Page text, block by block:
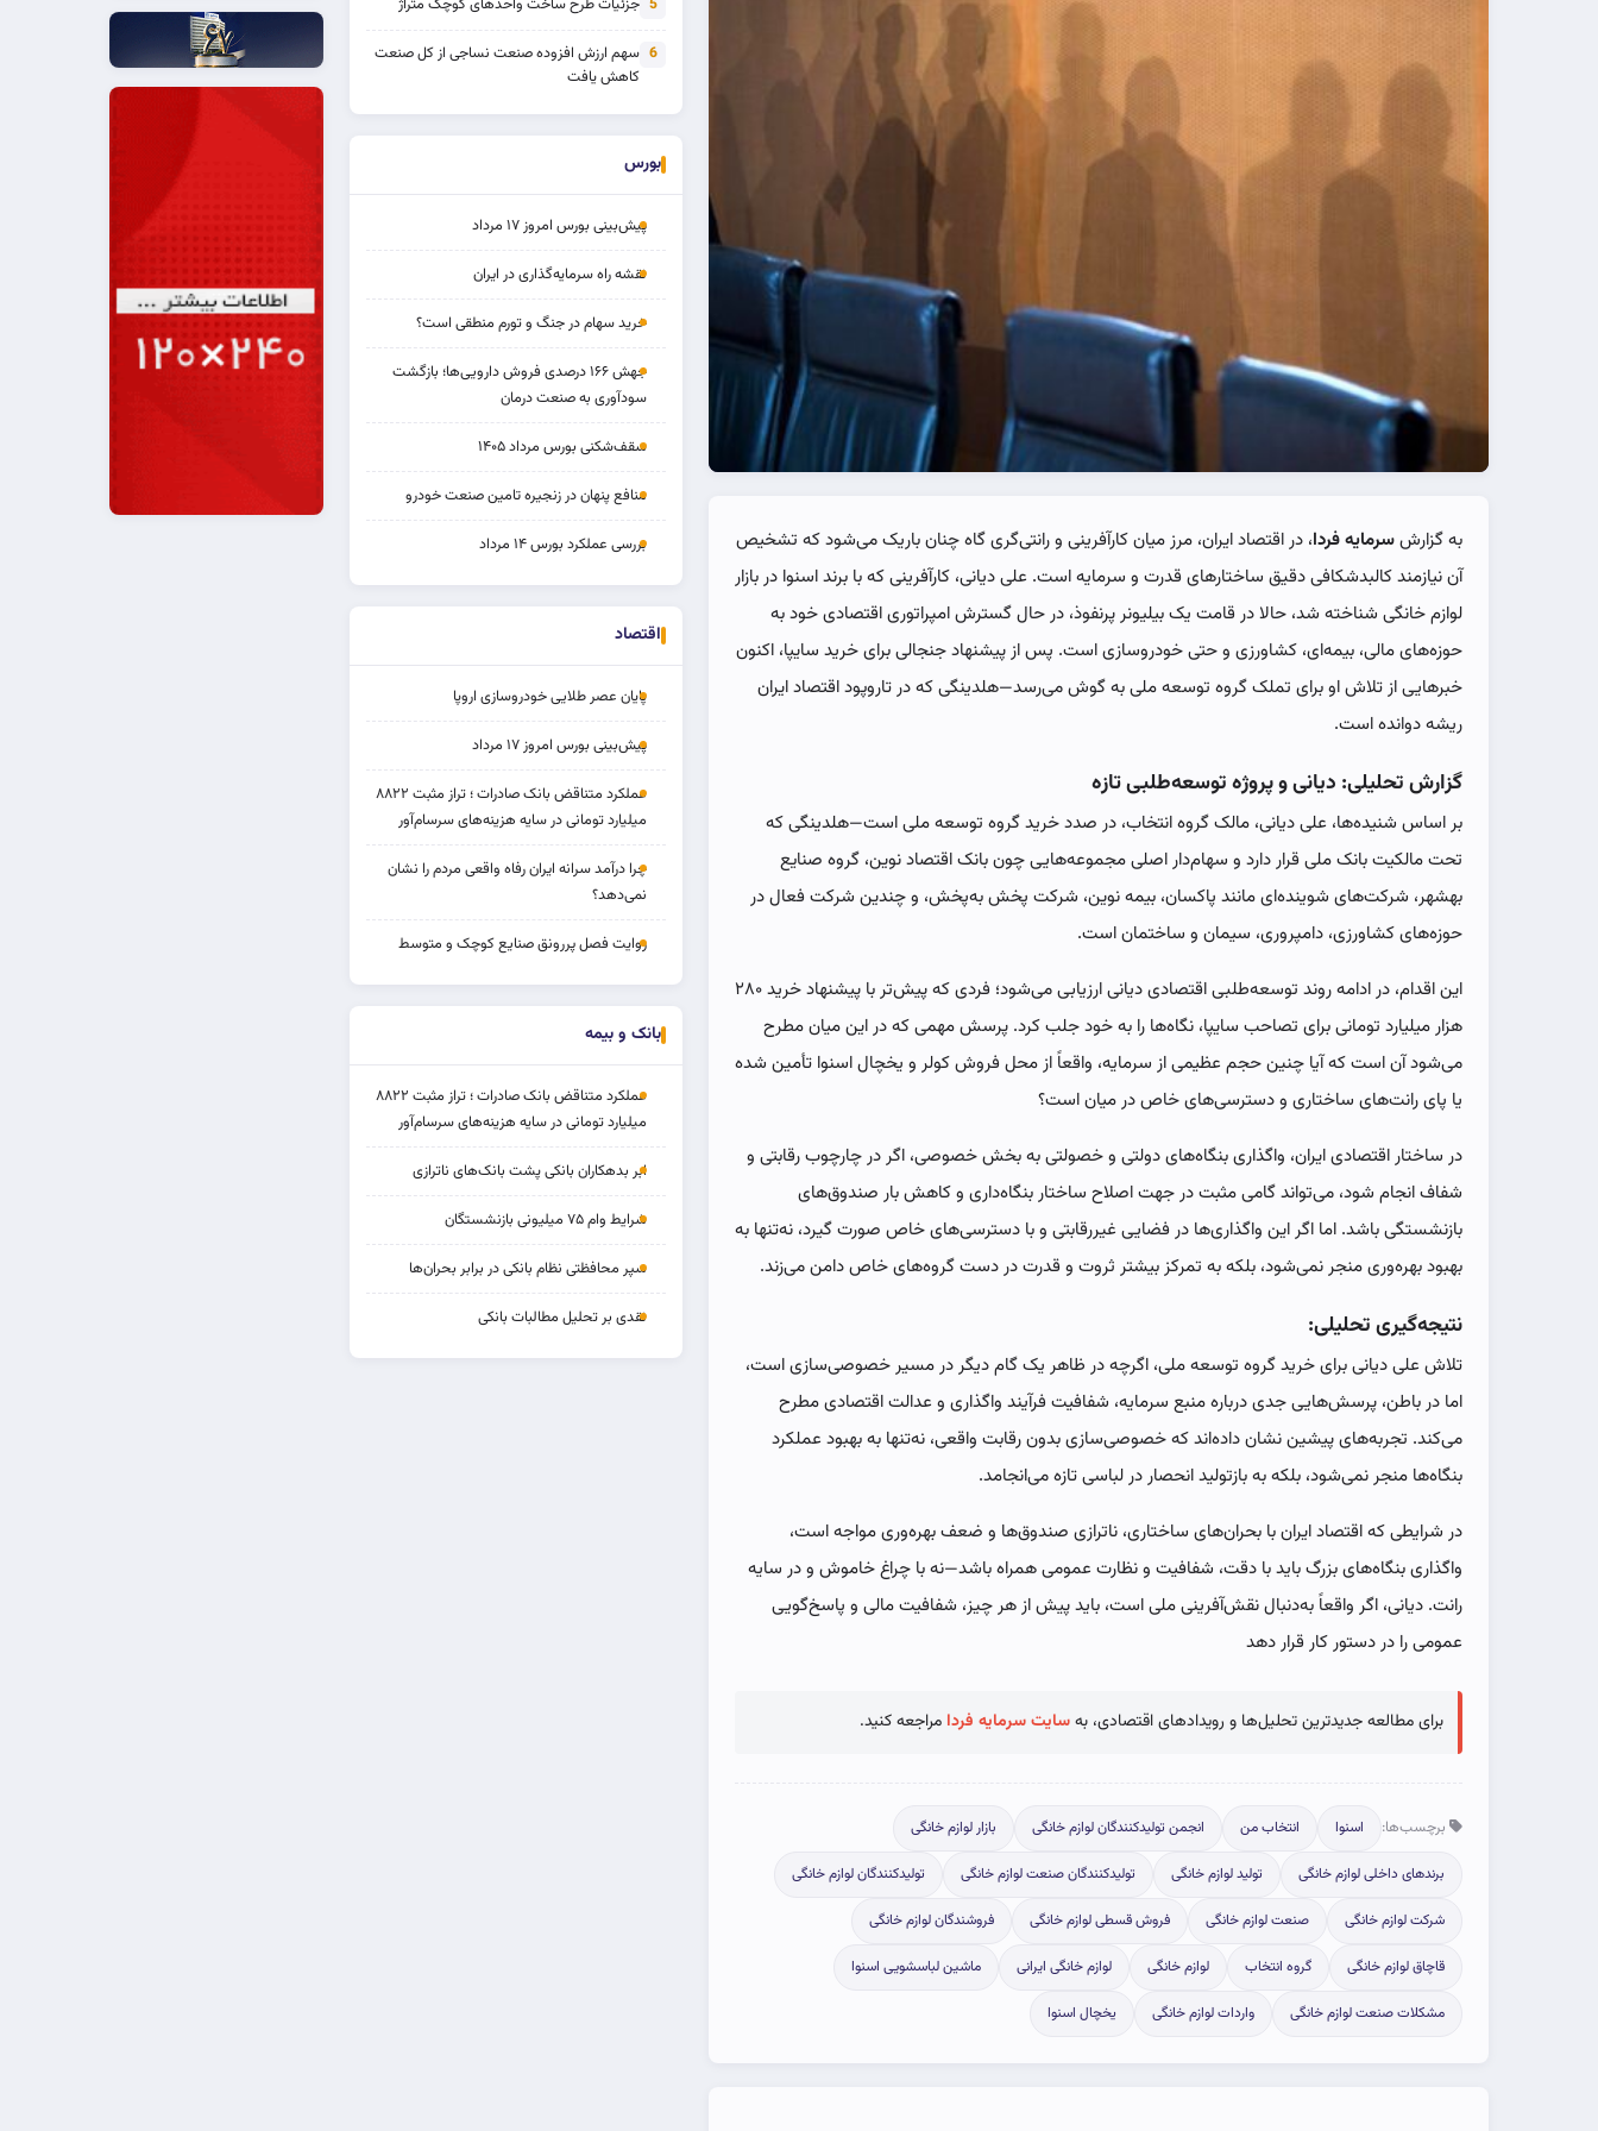
به گزارشسرمایه فردا، در اقتصاد ایران، مرز میان کارآفرینی و رانتی‌گری گاه چنان باریک می‌شود که تشخیص
آن نیازمند کالبدشکافی دقیق ساختارهای قدرت و سرمایه است. علی دیانی، کارآفرینی که با برند اسنوا در بازار
لوازم خانگی شناخته شد، حالا در قامت یک بیلیونر پرنفوذ، در حال گسترش امپراتوری اقتصادی خود به
حوزه‌های مالی، بیمه‌ای، کشاورزی و حتی خودروسازی است. پس از پیشنهاد جنجالی برای خرید سایپا، اکنون
خبرهایی از تلاش او برای تملک گروه توسعه ملی به گوش می‌رسد—هلدینگی که در تاروپود اقتصاد ایران
ریشه دوانده است.
گزارش تحلیلی: دیانی و پروژه توسعه‌طلبی تازه
بر اساس شنیده‌ها، علی دیانی، مالک گروه انتخاب، در صدد خرید گروه توسعه ملی است—هلدینگی که
تحت مالکیت بانک ملی قرار دارد و سهام‌دار اصلی مجموعه‌هایی چون بانک اقتصاد نوین، گروه صنایع
بهشهر، شرکت‌های شوینده‌ای مانند پاکسان، بیمه نوین، شرکت پخش به‌پخش، و چندین شرکت فعال در
حوزه‌های کشاورزی، دامپروری، سیمان و ساختمان است.
این اقدام، در ادامه روند توسعه‌طلبی اقتصادی دیانی ارزیابی می‌شود؛ فردی که پیش‌تر با پیشنهاد خرید ۲۸۰
هزار میلیارد تومانی برای تصاحب سایپا، نگاه‌ها را به خود جلب کرد. پرسش مهمی که در این میان مطرح
می‌شود آن است که آیا چنین حجم عظیمی از سرمایه، واقعاً از محل فروش کولر و یخچال اسنوا تأمین شده
یا پای رانت‌های ساختاری و دسترسی‌های خاص در میان است؟
در ساختار اقتصادی ایران، واگذاری بنگاه‌های دولتی و خصولتی به بخش خصوصی، اگر در چارچوب رقابتی و
شفاف انجام شود، می‌تواند گامی مثبت در جهت اصلاح ساختار بنگاه‌داری و کاهش بار صندوق‌های
بازنشستگی باشد. اما اگر این واگذاری‌ها در فضایی غیررقابتی و با دسترسی‌های خاص صورت گیرد، نه‌تنها به
بهبود بهره‌وری منجر نمی‌شود، بلکه به تمرکز بیشتر ثروت و قدرت در دست گروه‌های خاص دامن می‌زند.
نتیجه‌گیری تحلیلی:
تلاش علی دیانی برای خرید گروه توسعه ملی، اگرچه در ظاهر یک گام دیگر در مسیر خصوصی‌سازی است،
اما در باطن، پرسش‌هایی جدی درباره منبع سرمایه، شفافیت فرآیند واگذاری و عدالت اقتصادی مطرح
می‌کند. تجربه‌های پیشین نشان داده‌اند که خصوصی‌سازی بدون رقابت واقعی، نه‌تنها به بهبود عملکرد
بنگاه‌ها منجر نمی‌شود، بلکه به بازتولید انحصار در لباسی تازه می‌انجامد.
در شرایطی که اقتصاد ایران با بحران‌های ساختاری، ناترازی صندوق‌ها و ضعف بهره‌وری مواجه است،
واگذاری بنگاه‌های بزرگ باید با دقت، شفافیت و نظارت عمومی همراه باشد—نه با چراغ خاموش و در سایه
رانت. دیانی، اگر واقعاً به‌دنبال نقش‌آفرینی ملی است، باید پیش از هر چیز، شفافیت مالی و پاسخ‌گویی
عمومی را در دستور کار قرار دهد
برای مطالعه جدیدترین تحلیل‌ها و رویدادهای اقتصادی، بهسایت سرمایه فردا مراجعه کنید.
برچسب‌ها: اسنوا انتخاب من انجمن تولیدکنندگان لوازم خانگی بازار لوازم خانگی
برندهای داخلی لوازم خانگی تولید لوازم خانگی تولیدکنندگان صنعت لوازم خانگی تولیدکنندگان لوازم خانگی
شرکت لوازم خانگی صنعت لوازم خانگی فروش قسطی لوازم خانگی فروشندگان لوازم خانگی
قاچاق لوازم خانگی گروه انتخاب لوازم خانگی لوازم خانگی ایرانی ماشین لباسشویی اسنوا
مشکلات صنعت لوازم خانگی واردات لوازم خانگی یخچال اسنوا
5
6 سهم ارزش افزوده صنعت نساجی از کل صنعت
کاهش یافت
بورس
پیش‌بینی بورس امروز ۱۷ مرداد
نقشه راه سرمایه‌گذاری در ایران
خرید سهام در جنگ و تورم منطقی است؟
جهش ۱۶۶ درصدی فروش دارویی‌ها؛ بازگشت
سودآوری به صنعت درمان
سقف‌شکنی بورس مرداد ۱۴۰۵
منافع پنهان در زنجیره تامین صنعت خودرو
بررسی عملکرد بورس ۱۴ مرداد
اقتصاد
پایان عصر طلایی خودروسازی اروپا
پیش‌بینی بورس امروز ۱۷ مرداد
عملکرد متناقض بانک صادرات ؛ تراز مثبت ۸۸۲۲
میلیارد تومانی در سایه هزینه‌های سرسام‌آور
چرا درآمد سرانه ایران رفاه واقعی مردم را نشان
نمی‌دهد؟
روایت فصل پررونق صنایع کوچک و متوسط
بانک و بیمه
عملکرد متناقض بانک صادرات ؛ تراز مثبت ۸۸۲۲
میلیارد تومانی در سایه هزینه‌های سرسام‌آور
ابر بدهکاران بانکی پشت بانک‌های ناترازی
شرایط وام ۷۵ میلیونی بازنشستگان
سپر محافظتی نظام بانکی در برابر بحران‌ها
نقدی بر تحلیل مطالبات بانکی